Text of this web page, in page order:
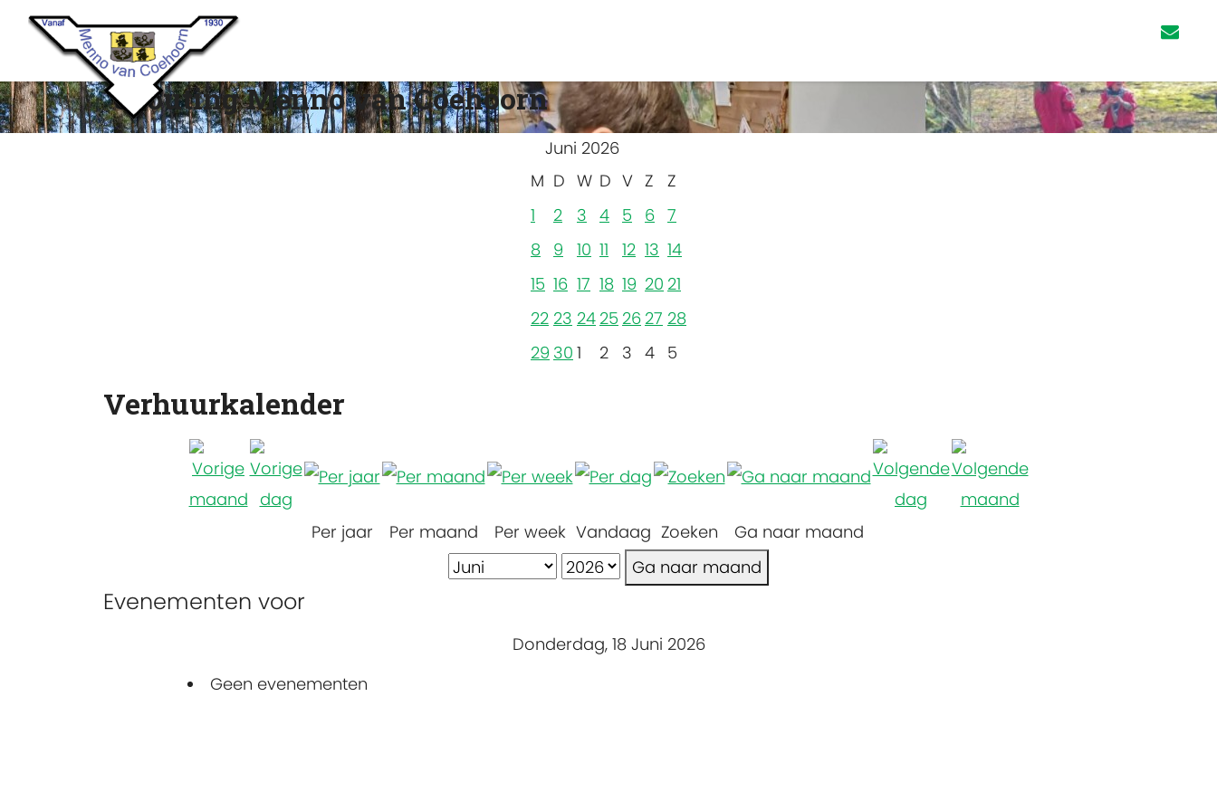
Scouting Menno van Coehoorn
Juni 2026
M D W D V Z
Z
1
2 3 4 5 6 7
8 9 10 11 12 13 14
15 16 17 18 19 20 21
22 23 24 25 26 27 28
29 30 1 2 3 4 5
Verhuurkalender
Per jaar Per maand Per week Vandaag Zoeken
Ga naar maand
Ga naar maand
Evenementen voor
Donderdag, 18 Juni 2026
Geen evenementen